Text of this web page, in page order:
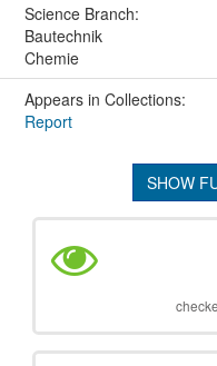
Science Branch:
Bautechnik
Chemie
Appears in Collections:
Report
SHOW